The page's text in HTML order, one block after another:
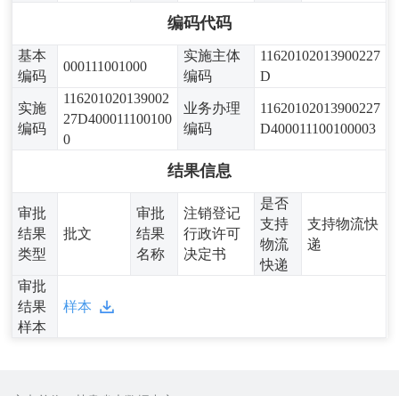
编码代码
基本
编码
000111001000
实施主体
编码
11620102013900227
D
实施
编码
116201020139002
27D400011100100
0
业务办理
编码
11620102013900227
D400011100100003
结果信息
审批
结果
类型
批文
审批
结果
名称
注销登记
行政许可
决定书
是否
支持
物流
快递
支持物流快
递
审批
结果
样本
样本